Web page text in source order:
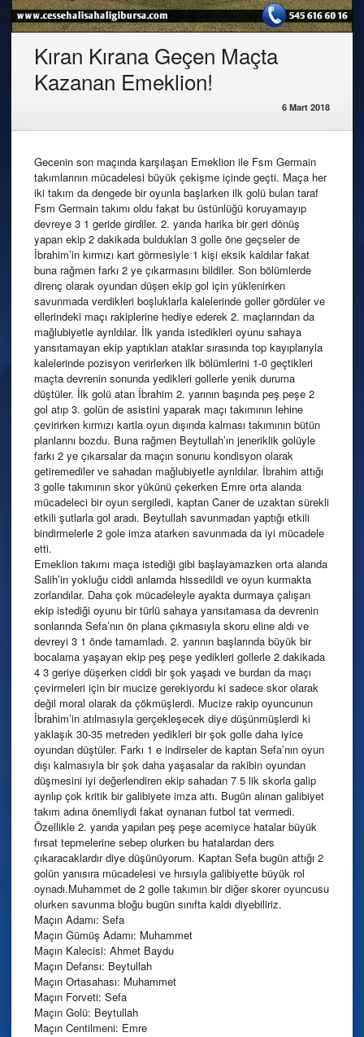
Kıran Kırana Geçen Maçta
Kazanan Emeklion!
6 Mart 2018
Gecenin son maçında karşılaşan Emeklion ile Fsm Germain
takımlarının mücadelesi büyük çekişme içinde geçti. Maça her
iki takım da dengede bir oyunla başlarken ilk golü bulan taraf
Fsm Germain takımı oldu fakat bu üstünlüğü koruyamayıp
devreye 3 1 geride girdiler. 2. yarıda harika bir geri dönüş
yapan ekip 2 dakikada buldukları 3 golle öne geçseler de
İbrahim’in kırmızı kart görmesiyle 1 kişi eksik kaldılar fakat
buna rağmen farkı 2 ye çıkarmasını bildiler. Son bölümlerde
direnç olarak oyundan düşen ekip gol için yüklenirken
savunmada verdikleri boşluklarla kalelerinde goller gördüler ve
ellerindeki maçı rakiplerine hediye ederek 2. maçlarından da
mağlubiyetle ayrıldılar. İlk yarıda istedikleri oyunu sahaya
yansıtamayan ekip yaptıkları ataklar sırasında top kayıplarıyla
kalelerinde pozisyon verirlerken ilk bölümlerini 1-0 geçtikleri
maçta devrenin sonunda yedikleri gollerle yenik duruma
düştüler. İlk golü atan İbrahim 2. yarının başında peş peşe 2
gol atıp 3. golün de asistini yaparak maçı takımının lehine
çevirirken kırmızı kartla oyun dışında kalması takımının bütün
planlarını bozdu. Buna rağmen Beytullah’ın jeneriklik golüyle
farkı 2 ye çıkarsalar da maçın sonunu kondisyon olarak
getiremediler ve sahadan mağlubiyetle ayrıldılar. İbrahim attığı
3 golle takımının skor yükünü çekerken Emre orta alanda
mücadeleci bir oyun sergiledi, kaptan Caner de uzaktan sürekli
etkili şutlarla gol aradı. Beytullah savunmadan yaptığı etkili
bindirmelerle 2 gole imza atarken savunmada da iyi mücadele
etti.
Emeklion takımı maça istediği gibi başlayamazken orta alanda
Salih’in yokluğu ciddi anlamda hissedildi ve oyun kurmakta
zorlandılar. Daha çok mücadeleyle ayakta durmaya çalışan
ekip istediği oyunu bir türlü sahaya yansıtamasa da devrenin
sonlarında Sefa’nın ön plana çıkmasıyla skoru eline aldı ve
devreyi 3 1 önde tamamladı. 2. yarının başlarında büyük bir
bocalama yaşayan ekip peş peşe yedikleri gollerle 2 dakikada
4 3 geriye düşerken ciddi bir şok yaşadı ve burdan da maçı
çevirmeleri için bir mucize gerekiyordu ki sadece skor olarak
değil moral olarak da çökmüşlerdi. Mucize rakip oyuncunun
İbrahim’in atılmasıyla gerçekleşecek diye düşünmüşlerdi ki
yaklaşık 30-35 metreden yedikleri bir şok golle daha iyice
oyundan düştüler. Farkı 1 e indirseler de kaptan Sefa’nın oyun
dışı kalmasıyla bir şok daha yaşasalar da rakibin oyundan
düşmesini iyi değerlendiren ekip sahadan 7 5 lik skorla galip
ayrılıp çok kritik bir galibiyete imza attı. Bugün alınan galibiyet
takım adına önemliydi fakat oynanan futbol tat vermedi.
Özellikle 2. yarıda yapılan peş peşe acemiyce hatalar büyük
fırsat tepmelerine sebep olurken bu hatalardan ders
çıkaracaklardır diye düşünüyorum. Kaptan Sefa bugün attığı 2
golün yanısıra mücadelesi ve hırsıyla galibiyette büyük rol
oynadı.Muhammet de 2 golle takımın bir diğer skorer oyuncusu
olurken savunma bloğu bugün sınıfta kaldı diyebiliriz.
Maçın Adamı: Sefa
Maçın Gümüş Adamı: Muhammet
Maçın Kalecisi: Ahmet Baydu
Maçın Defansı: Beytullah
Maçın Ortasahası: Muhammet
Maçın Forveti: Sefa
Maçın Golü: Beytullah
Maçın Centilmeni: Emre